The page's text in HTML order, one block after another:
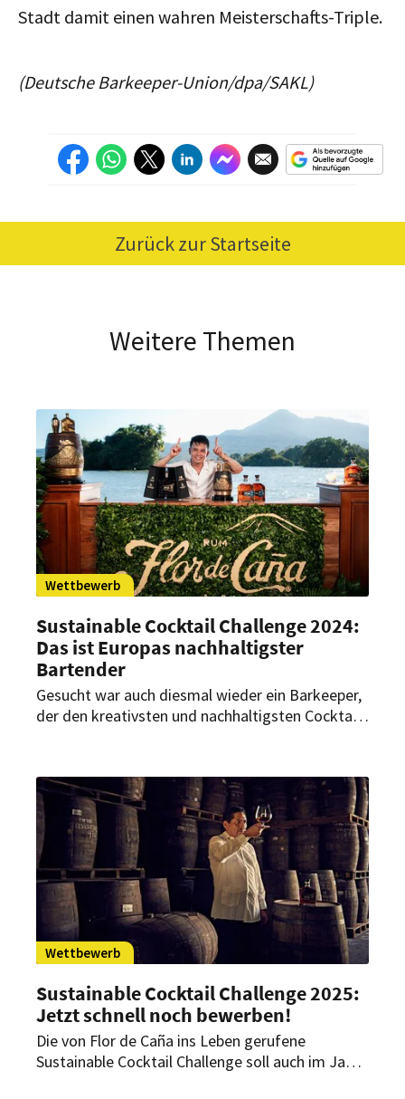
Stadt damit einen wahren Meisterschafts-Triple.
(Deutsche Barkeeper-Union/dpa/SAKL)
Zurück zur Startseite
Weitere Themen
Wettbewerb
Sustainable Cocktail Challenge 2024:
Das ist Europas nachhaltigster
Bartender
Gesucht war auch diesmal wieder ein Barkeeper,
der den kreativsten und nachhaltigsten Cocktail
Wettbewerb
Sustainable Cocktail Challenge 2025:
Jetzt schnell noch bewerben!
Die von Flor de Caña ins Leben gerufene
Sustainable Cocktail Challenge soll auch im Jahr